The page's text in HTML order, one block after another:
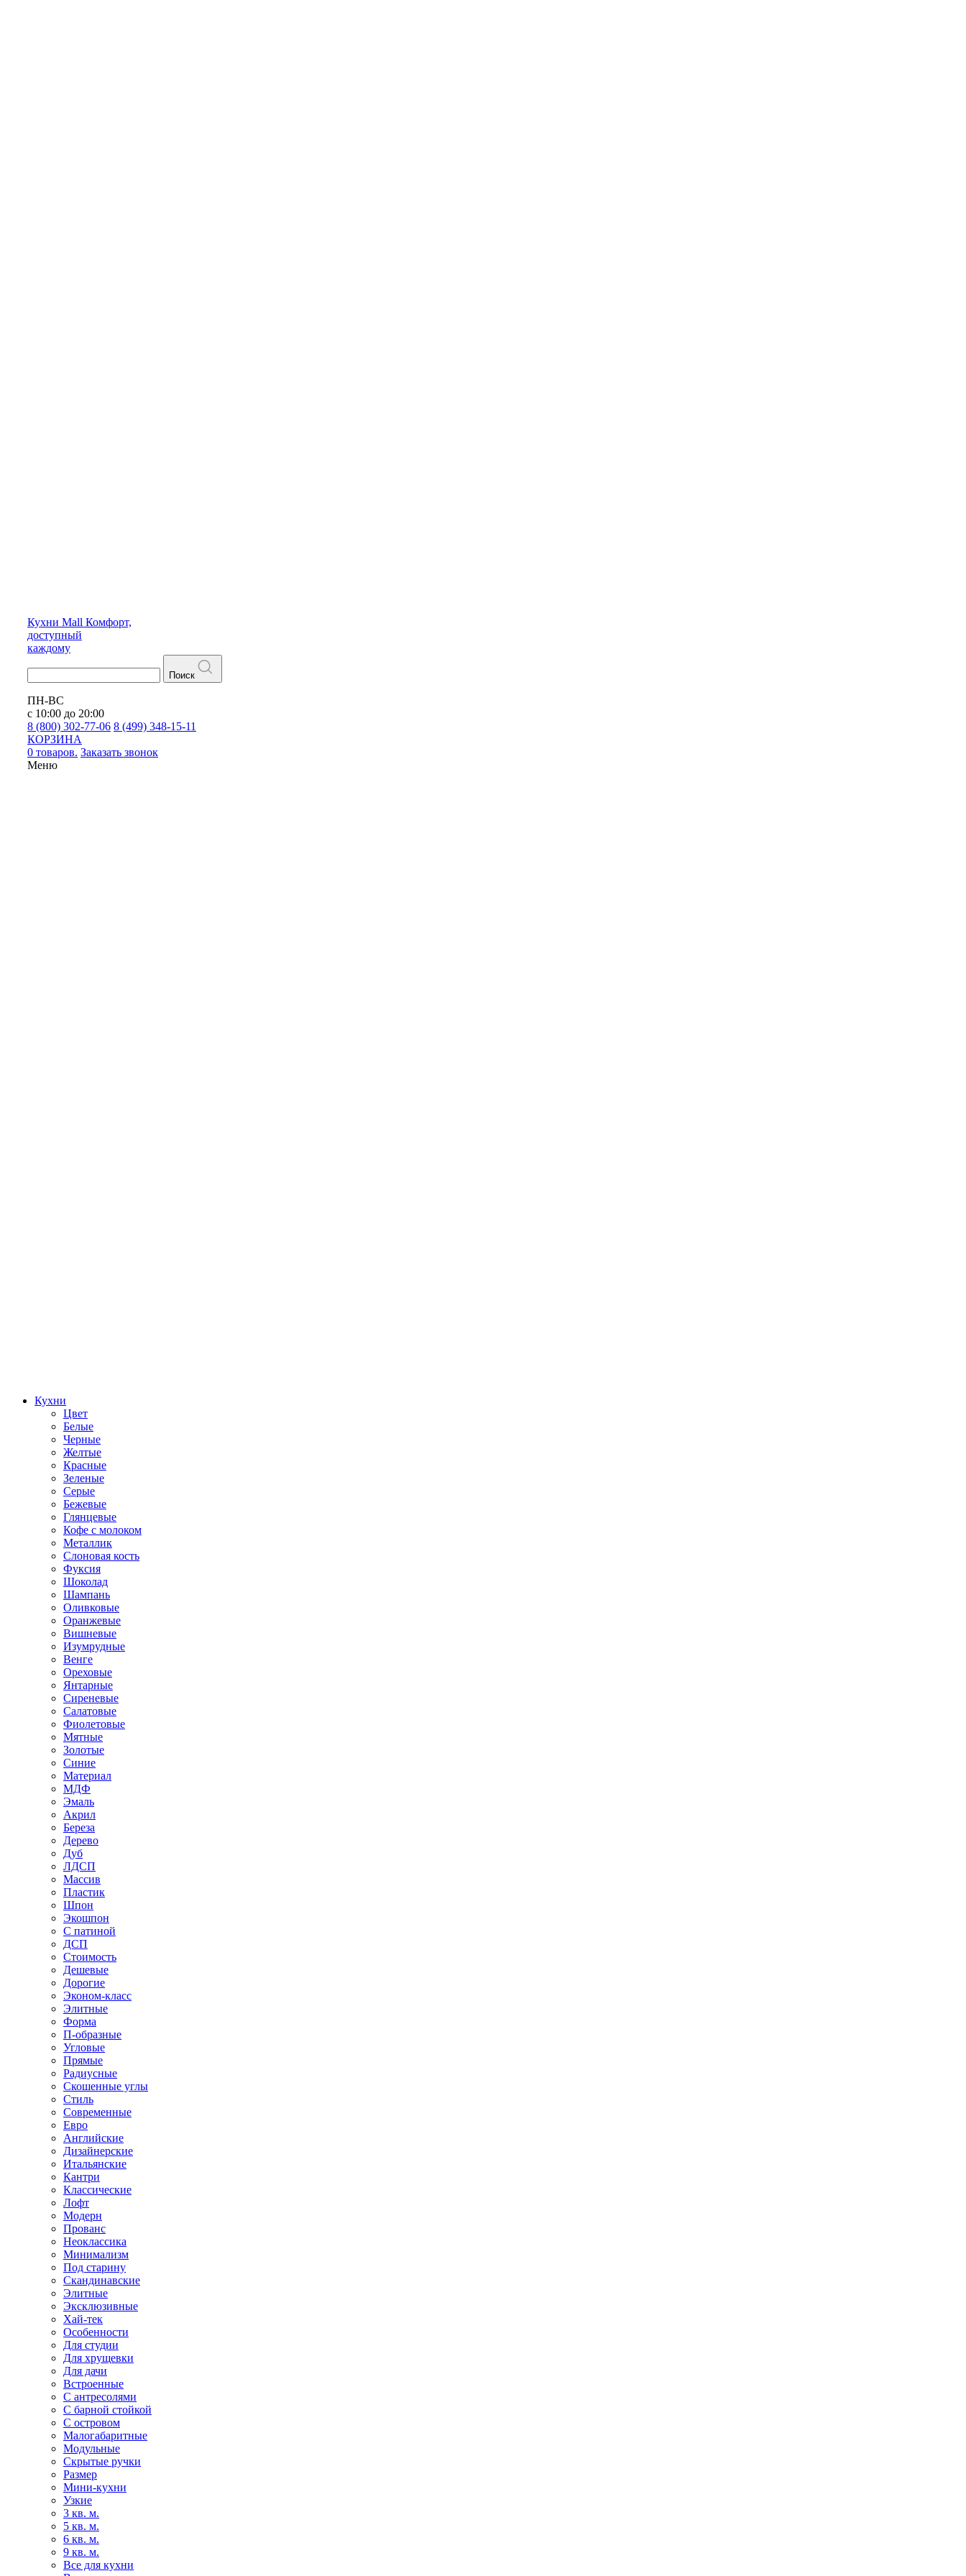
Кухни Mall Комфорт,
доступный
каждому
Поиск
ПН-ВС
с 10:00 до 20:00
8 (800) 302-77-06 8 (499) 348-15-11
КОРЗИНА
0 товаров. Заказать звонок
Меню
Кухни
Цвет
Белые
Черные
Желтые
Красные
Зеленые
Серые
Бежевые
Глянцевые
Кофе с молоком
Металлик
Слоновая кость
Фуксия
Шоколад
Шампань
Оливковые
Оранжевые
Вишневые
Изумрудные
Венге
Ореховые
Янтарные
Сиреневые
Салатовые
Фиолетовые
Мятные
Золотые
Синие
Материал
МДФ
Эмаль
Акрил
Береза
Дерево
Дуб
ЛДСП
Массив
Пластик
Шпон
Экошпон
С патиной
ДСП
Стоимость
Дешевые
Дорогие
Эконом-класс
Элитные
Форма
П-образные
Угловые
Прямые
Радиусные
Скошенные углы
Стиль
Современные
Евро
Английские
Дизайнерские
Итальянские
Кантри
Классические
Лофт
Модерн
Прованс
Неоклассика
Минимализм
Под старину
Скандинавские
Элитные
Эксклюзивные
Хай-тек
Особенности
Для студии
Для хрущевки
Для дачи
Встроенные
С антресолями
С барной стойкой
С островом
Малогабаритные
Модульные
Скрытые ручки
Размер
Мини-кухни
Узкие
3 кв. м.
5 кв. м.
6 кв. м.
9 кв. м.
Все для кухни